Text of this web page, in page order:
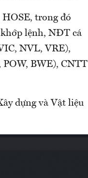
trong đó
lệnh, NĐT cá
NVL, VRE),
BWE), CNTT
dựng và Vật liệu